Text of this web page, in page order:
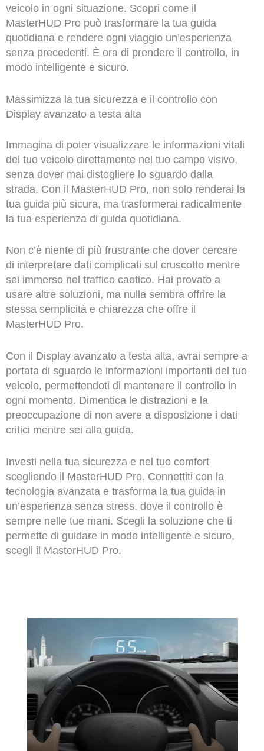
veicolo in ogni situazione. Scopri come il
MasterHUD Pro può trasformare la tua guida
quotidiana e rendere ogni viaggio un’esperienza
senza precedenti. È ora di prendere il controllo, in
modo intelligente e sicuro.
Massimizza la tua sicurezza e il controllo con
Display avanzato a testa alta
Immagina di poter visualizzare le informazioni vitali
del tuo veicolo direttamente nel tuo campo visivo,
senza dover mai distogliere lo sguardo dalla
strada. Con il MasterHUD Pro, non solo renderai la
tua guida più sicura, ma trasformerai radicalmente
la tua esperienza di guida quotidiana.
Non c’è niente di più frustrante che dover cercare
di interpretare dati complicati sul cruscotto mentre
sei immerso nel traffico caotico. Hai provato a
usare altre soluzioni, ma nulla sembra offrire la
stessa semplicità e chiarezza che offre il
MasterHUD Pro.
Con il Display avanzato a testa alta, avrai sempre a
portata di sguardo le informazioni importanti del tuo
veicolo, permettendoti di mantenere il controllo in
ogni momento. Dimentica le distrazioni e la
preoccupazione di non avere a disposizione i dati
critici mentre sei alla guida.
Investi nella tua sicurezza e nel tuo comfort
scegliendo il MasterHUD Pro. Connettiti con la
tecnologia avanzata e trasforma la tua guida in
un’esperienza senza stress, dove il controllo è
sempre nelle tue mani. Scegli la soluzione che ti
permette di guidare in modo intelligente e sicuro,
scegli il MasterHUD Pro.